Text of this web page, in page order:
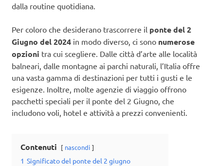
dalla routine quotidiana.
Per coloro che desiderano trascorrere il ponte del 2
Giugno del 2024 in modo diverso, ci sono numerose
opzioni tra cui scegliere. Dalle città d’arte alle località
balneari, dalle montagne ai parchi naturali, l’Italia offre
una vasta gamma di destinazioni per tutti i gusti e le
esigenze. Inoltre, molte agenzie di viaggio offrono
pacchetti speciali per il ponte del 2 Giugno, che
includono voli, hotel e attività a prezzi convenienti.
Contenuti nascondi
1 Significato del ponte del 2 giugno